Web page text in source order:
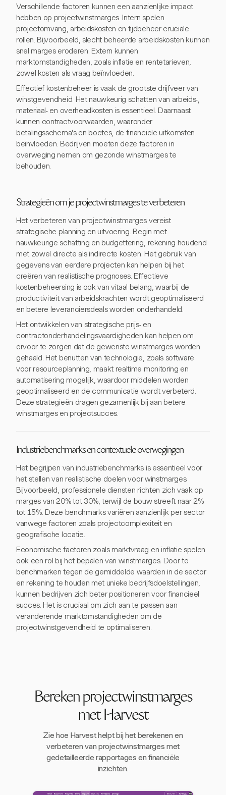
Verschillende factoren kunnen een aanzienlijke impact
hebben op projectwinstmarges. Intern spelen
projectomvang, arbeidskosten en tijdbeheer cruciale
rollen. Bijvoorbeeld, slecht beheerde arbeidskosten kunnen
snel marges eroderen. Extern kunnen
marktomstandigheden, zoals inflatie en rentetarieven,
zowel kosten als vraag beïnvloeden.
Effectief kostenbeheer is vaak de grootste drijfveer van
winstgevendheid. Het nauwkeurig schatten van arbeids-,
materiaal- en overheadkosten is essentieel. Daarnaast
kunnen contractvoorwaarden, waaronder
betalingsschema's en boetes, de financiële uitkomsten
beïnvloeden. Bedrijven moeten deze factoren in
overweging nemen om gezonde winstmarges te
behouden.
Strategieën om je projectwinstmarges te verbeteren
Het verbeteren van projectwinstmarges vereist
strategische planning en uitvoering. Begin met
nauwkeurige schatting en budgettering, rekening houdend
met zowel directe als indirecte kosten. Het gebruik van
gegevens van eerdere projecten kan helpen bij het
creëren van realistische prognoses. Effectieve
kostenbeheersing is ook van vitaal belang, waarbij de
productiviteit van arbeidskrachten wordt geoptimaliseerd
en betere leveranciersdeals worden onderhandeld.
Het ontwikkelen van strategische prijs- en
contractonderhandelingsvaardigheden kan helpen om
ervoor te zorgen dat de gewenste winstmarges worden
gehaald. Het benutten van technologie, zoals software
voor resourceplanning, maakt realtime monitoring en
automatisering mogelijk, waardoor middelen worden
geoptimaliseerd en de communicatie wordt verbeterd.
Deze strategieën dragen gezamenlijk bij aan betere
winstmarges en projectsucces.
Industriebenchmarks en contextuele overwegingen
Het begrijpen van industriebenchmarks is essentieel voor
het stellen van realistische doelen voor winstmarges.
Bijvoorbeeld, professionele diensten richten zich vaak op
marges van 20% tot 30%, terwijl de bouw streeft naar 2%
tot 15%. Deze benchmarks variëren aanzienlijk per sector
vanwege factoren zoals projectcomplexiteit en
geografische locatie.
Economische factoren zoals marktvraag en inflatie spelen
ook een rol bij het bepalen van winstmarges. Door te
benchmarken tegen de gemiddelde waarden in de sector
en rekening te houden met unieke bedrijfsdoelstellingen,
kunnen bedrijven zich beter positioneren voor financieel
succes. Het is cruciaal om zich aan te passen aan
veranderende marktomstandigheden om de
projectwinstgevendheid te optimaliseren.
Bereken projectwinstmarges
met Harvest
Zie hoe Harvest helpt bij het berekenen en
verbeteren van projectwinstmarges met
gedetailleerde rapportages en financiële
inzichten.